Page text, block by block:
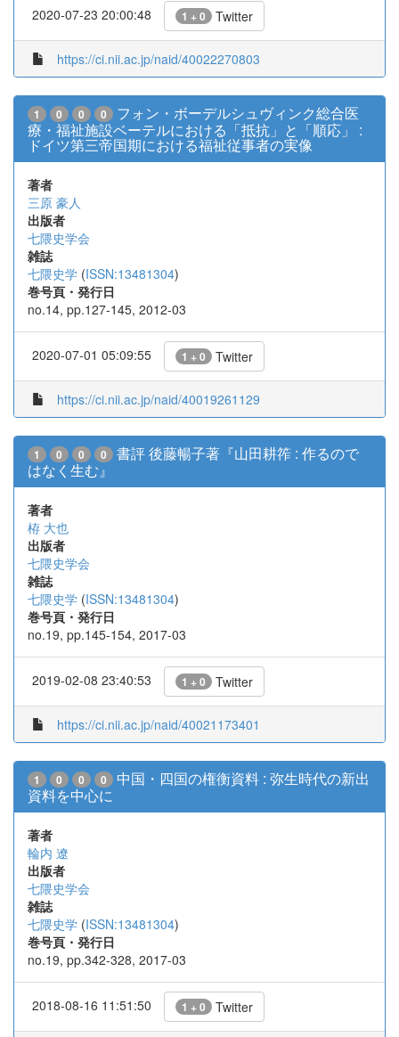
2020-07-23 20:00:48 1 + 0 Twitter
https://ci.nii.ac.jp/naid/40022270803
1 0 0 0
フォン・ボーデルシュヴィンク総合医
療・福祉施設ベーテルにおける「抵抗」と「順応」 :
ドイツ第三帝国期における福祉従事者の実像
著者
三原 豪人
出版者
七隈史学会
雑誌
七隈史学 (ISSN:13481304)
巻号頁・発行日
no.14, pp.127-145, 2012-03
2020-07-01 05:09:55 1 + 0 Twitter
https://ci.nii.ac.jp/naid/40019261129
1 0 0 0
書評 後藤暢子著『山田耕筰 : 作るので
はなく生む』
著者
栫 大也
出版者
七隈史学会
雑誌
七隈史学 (ISSN:13481304)
巻号頁・発行日
no.19, pp.145-154, 2017-03
2019-02-08 23:40:53 1 + 0 Twitter
https://ci.nii.ac.jp/naid/40021173401
1 0 0 0
中国・四国の権衡資料 : 弥生時代の新出
資料を中心に
著者
輪内 遼
出版者
七隈史学会
雑誌
七隈史学 (ISSN:13481304)
巻号頁・発行日
no.19, pp.342-328, 2017-03
2018-08-16 11:51:50 1 + 0 Twitter